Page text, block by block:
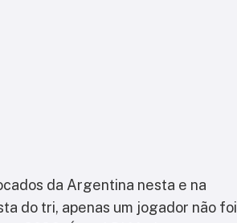
da Argentina nesta e na
do tri, apenas um jogador não foi